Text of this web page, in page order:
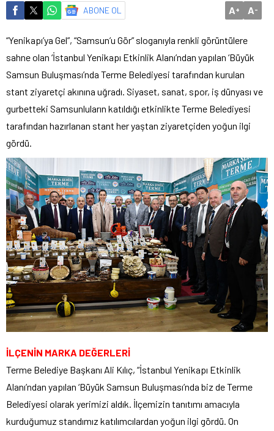
ABONE OL A+ A-
“Yenikapı’ya Gel”, “Samsun’u Gör” sloganıyla renkli görüntülere
sahne olan ‘İstanbul Yenikapı Etkinlik Alanı’ndan yapılan ‘Büyük
Samsun Buluşması’nda Terme Belediyesi tarafından kurulan
stant ziyaretçi akınına uğradı. Siyaset, sanat, spor, iş dünyası ve
gurbetteki Samsunluların katıldığı etkinlikte Terme Belediyesi
tarafından hazırlanan stant her yaştan ziyaretçiden yoğun ilgi
gördü.
İLÇENİN MARKA DEĞERLERİ
Terme Belediye Başkanı Ali Kılıç, “İstanbul Yenikapı Etkinlik
Alanı’ndan yapılan ‘Büyük Samsun Buluşması’nda biz de Terme
Belediyesi olarak yerimizi aldık. İlçemizin tanıtımı amacıyla
kurduğumuz standımız katılımcılardan yoğun ilgi gördü. On